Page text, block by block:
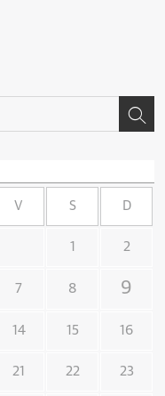
V S D
1 2
7 8 9
14 15 16
21 22 23